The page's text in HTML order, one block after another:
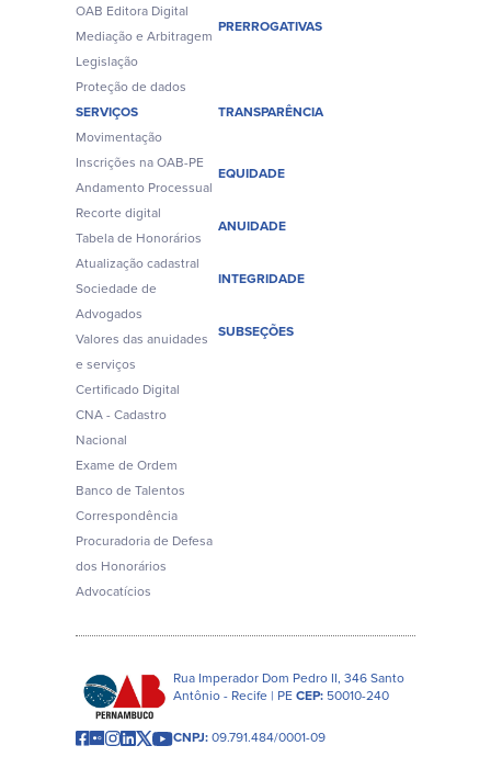
OAB Editora Digital
Mediação e Arbitragem
Legislação
Proteção de dados
PRERROGATIVAS
SERVIÇOS
Movimentação
Inscrições na OAB-PE
Andamento Processual
Recorte digital
Tabela de Honorários
Atualização cadastral
Sociedade de
Advogados
Valores das anuidades
e serviços
Certificado Digital
CNA - Cadastro
Nacional
Exame de Ordem
Banco de Talentos
Correspondência
Procuradoria de Defesa
dos Honorários
Advocatícios
TRANSPARÊNCIA
EQUIDADE
ANUIDADE
INTEGRIDADE
SUBSEÇÕES
Rua Imperador Dom Pedro II, 346 Santo
Antônio - Recife | PECEP:50010-240
CNPJ:09.791.484/0001-09